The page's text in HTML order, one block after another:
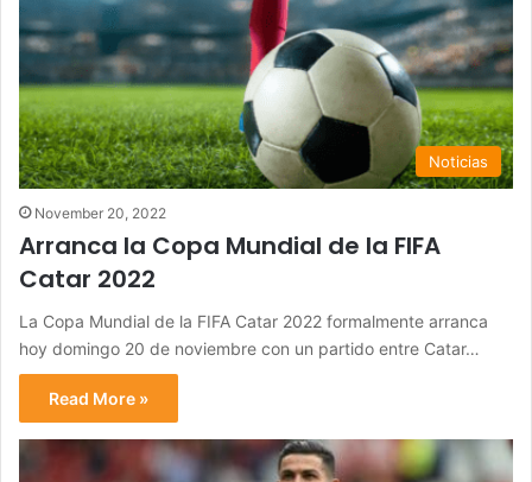
Noticias
November 20, 2022
Arranca la Copa Mundial de la FIFA
Catar 2022
La Copa Mundial de la FIFA Catar 2022 formalmente arranca
hoy domingo 20 de noviembre con un partido entre Catar…
Read More »